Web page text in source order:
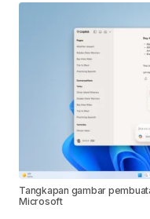
Tangkapan gambar
Microsoft